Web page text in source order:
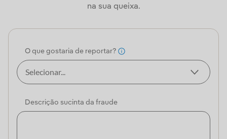
na sua queixa.
O que gostaria de reportar?
Descrição sucinta da fraude